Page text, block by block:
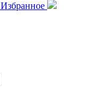
Избранное